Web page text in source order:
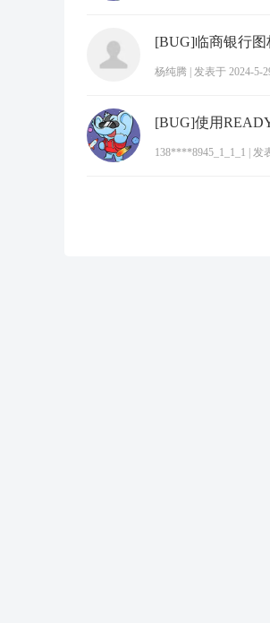
[BUG]临商银行图
杨纯腾 发表于 2024-5-
138****8945_1_1_1 发